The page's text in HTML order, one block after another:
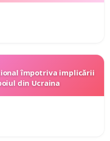
împotriva implicării
din Ucraina